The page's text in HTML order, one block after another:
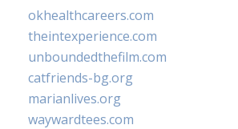
okhealthcareers.com
theintexperience.com
unboundedthefilm.com
catfriends-bg.org
marianlives.org
waywardtees.com